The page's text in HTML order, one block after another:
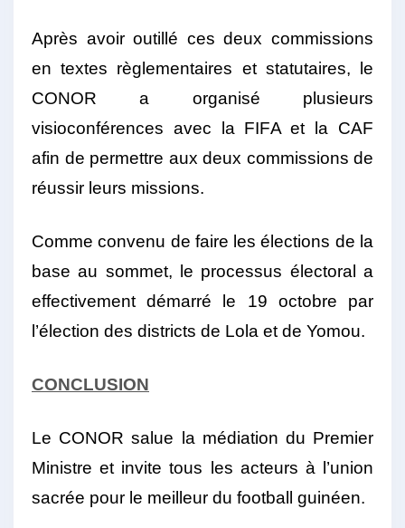
Après avoir outillé ces deux commissions
en textes règlementaires et statutaires, le
CONOR a organisé plusieurs
visioconférences avec la FIFA et la CAF
afin de permettre aux deux commissions de
réussir leurs missions.
Comme convenu de faire les élections de la
base au sommet, le processus électoral a
effectivement démarré le 19 octobre par
l’élection des districts de Lola et de Yomou.
CONCLUSION
Le CONOR salue la médiation du Premier
Ministre et invite tous les acteurs à l’union
sacrée pour le meilleur du football guinéen.